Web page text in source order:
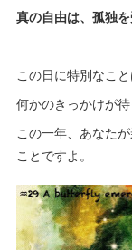
真の自由は、孤独
この日に特別なこ
何かのきっかけが
この一年、あなた
ことですよ。